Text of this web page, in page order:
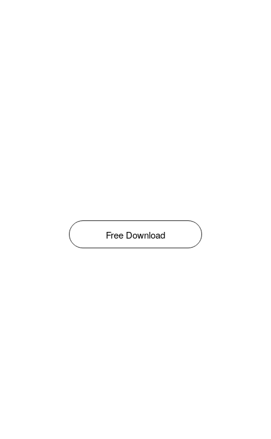
Free Download